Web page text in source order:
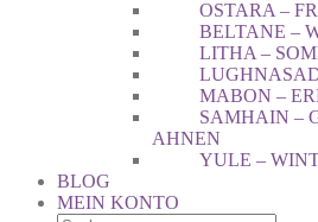
OSTARA –
BELTANE –
LITHA –
MABON –
SAMHAIN –
AHNEN
YULE –
BLOG
MEIN KONTO